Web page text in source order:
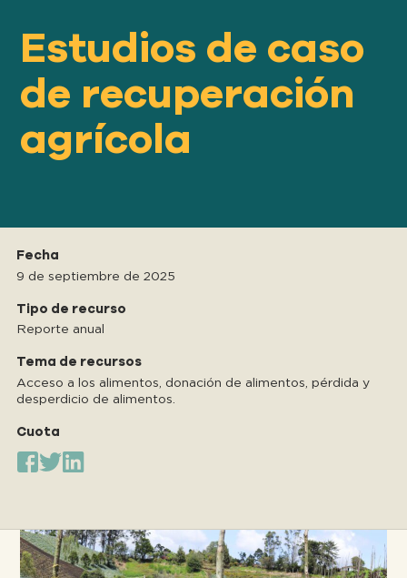
Nuestro
ENFOQUE
ACERCA
DE GFN
NUESTRA MISIÓN
Estudios de caso
de recuperación
agrícola
Fecha
9 de septiembre de 2025
Tipo de recurso
Reporte anual
Tema de recursos
Acceso a los alimentos, donación de alimentos, pérdida y
desperdicio de alimentos.
Cuota